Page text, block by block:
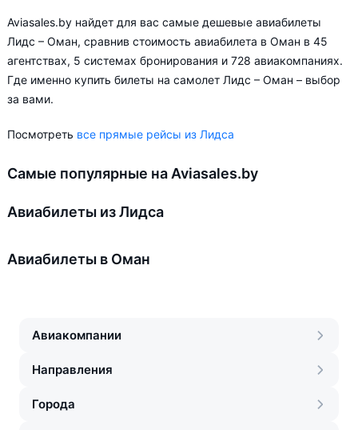
Aviasales.by найдет для вас самые дешевые авиабилеты
Лидс – Оман, сравнив стоимость авиабилета в Оман в 45
агентствах, 5 системах бронирования и 728 авиакомпаниях.
Где именно купить билеты на самолет Лидс – Оман – выбор
за вами.
Посмотреть все прямые рейсы из Лидса
Самые популярные на Aviasales.by
Авиабилеты из Лидса
Авиабилеты в Оман
Авиакомпании
Направления
Города